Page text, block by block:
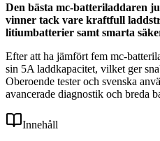
Den bästa mc-batteriladdaren
vinner tack vare kraftfull
litiumbatterier samt smarta
Efter att ha jämfört fem mc-
sin 5A laddkapacitet, vilket ger
Oberoende tester och svenska
avancerade diagnostik och breda
Innehåll